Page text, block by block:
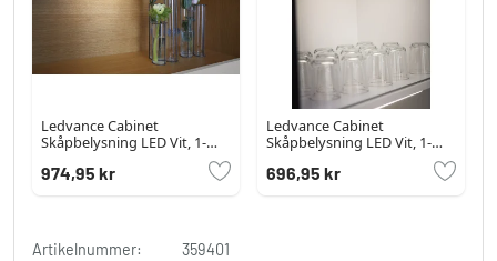
Ledvance Cabinet
Skåpbelysning LED Vit, 1-
ljuskällor, Rörelsedetektor
974,95 kr
Ledvance Cabinet
Skåpbelysning LED Vit, 1-
ljuskällor, Rörelsedetektor
696,95 kr
Artikelnummer:
359401